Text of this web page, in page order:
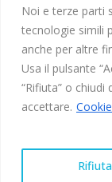
Noi e terze parti
tecnologie simili
anche per altre
Usa il pulsante
“Rifiuta” o
accettare.
Rifiuta
Via
Reg.
Cap.